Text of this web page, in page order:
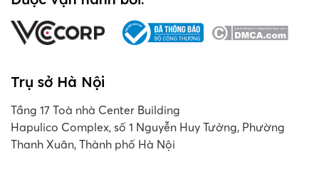
Trụ sở Hà Nội
Tầng 17 Toà nhà Center Building
Hapulico Complex, số 1 Nguyễn Huy Tưởng, Phường
Thanh Xuân, Thành phố Hà Nội